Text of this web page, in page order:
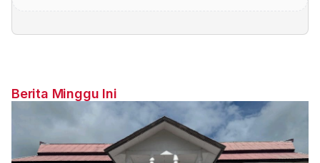
Berita Minggu Ini